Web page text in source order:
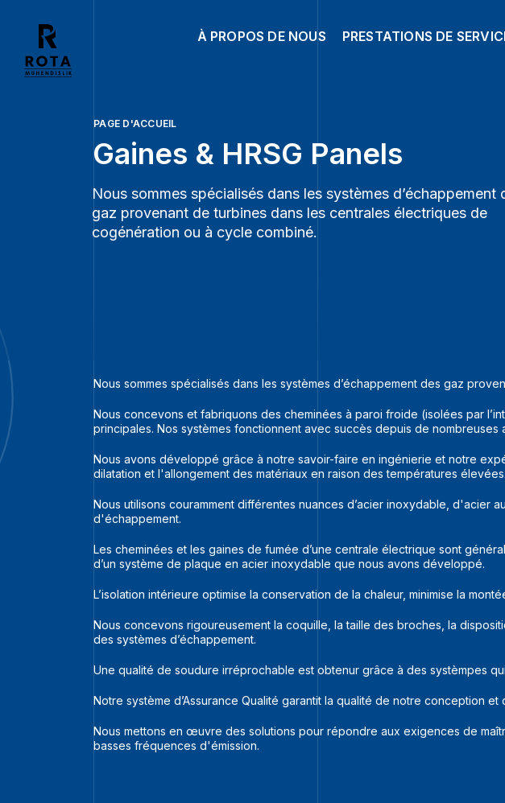
À PROPOS DE NOUS PRESTATIONS DE
PAGE D'ACCUEIL
Gaines & HRSG Panels
Nous sommes spécialisés dans les systèmes d’échappement
gaz provenant de turbines dans les centrales électriques de
cogénération ou à cycle combiné.
Nous sommes spécialisés dans les systèmes d’échappement des gaz
Nous concevons et fabriquons des cheminées à paroi froide (isolées par
principales. Nos systèmes fonctionnent avec succès depuis de
Nous avons développé grâce à notre savoir-faire en ingénierie et notre
dilatation et l'allongement des matériaux en raison des températures élevées.
Nous utilisons couramment différentes nuances d’acier inoxydable,
d'échappement.
Les cheminées et les gaines de fumée d’une centrale électrique sont
d’un système de plaque en acier inoxydable que nous avons développé.
L’isolation intérieure optimise la conservation de la chaleur, minimise la
Nous concevons rigoureusement la coquille, la taille des broches, la
des systèmes d’échappement.
Une qualité de soudure irréprochable est obtenur grâce à des systèmpes
Notre système d’Assurance Qualité garantit la qualité de notre conception et
Nous mettons en œuvre des solutions pour répondre aux exigences de
basses fréquences d'émission.